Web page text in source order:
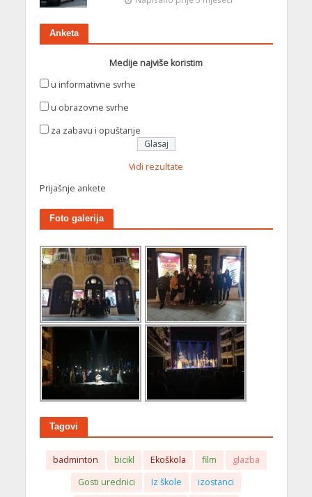
Anketa
Medije najviše koristim
u informativne svrhe
u obrazovne svrhe
za zabavu i opuštanje
Vidi rezultate
Prijašnje ankete
Foto galerija
Tagovi
badminton bicikl Ekoškola film
glazba
Gosti urednici
Iz škole
izostanci